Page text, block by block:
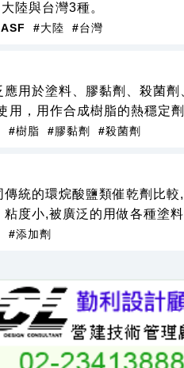
陸與台灣3種。
#大陸 #台灣
用於塗料、膠黏劑、殺菌
用，用作合成樹脂的熱穩定劑
#樹脂 #膠黏劑 #殺菌劑
統的環烷酸鹽類催乾劑比
度小,被廣泛的用做各種塗
#添加劑